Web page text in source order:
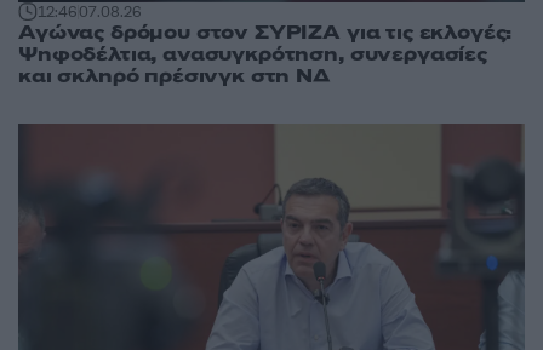
12:4607.08.26
Αγώνας δρόμου στον ΣΥΡΙΖΑ για τις εκλογές:
Ψηφοδέλτια, ανασυγκρότηση, συνεργασίες
και σκληρό πρέσινγκ στη ΝΔ